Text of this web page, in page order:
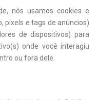
nós usamos cookies e
pixels e tags de anúncios)
de dispositivos) para
onde você interagiu
ou fora dele.